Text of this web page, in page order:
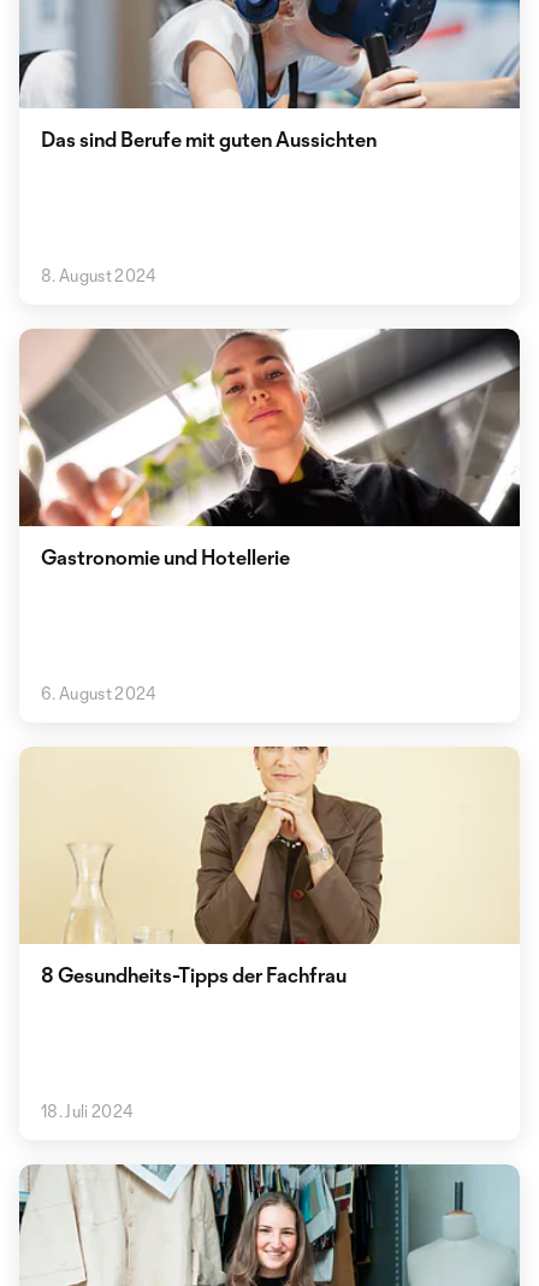
Das sind Berufe mit guten Aussichten
8. August 2024
Gastronomie und Hotellerie
6. August 2024
8 Gesundheits-Tipps der Fachfrau
18. Juli 2024